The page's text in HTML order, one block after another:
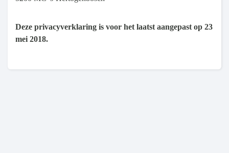
Deze privacyverklaring is voor het laatst aangepast op 23
mei 2018.